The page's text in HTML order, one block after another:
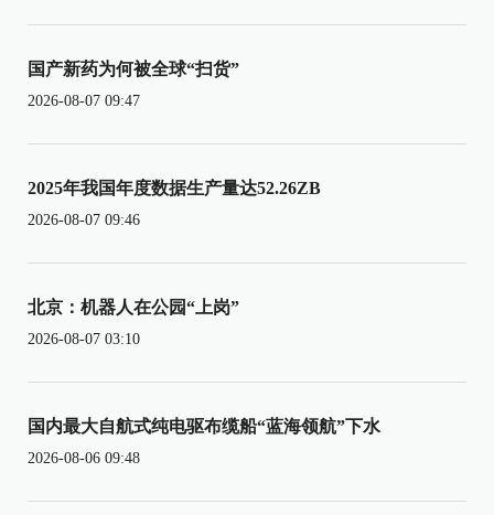
国产新药为何被全球“扫货”
2026-08-07 09:47
2025年我国年度数据生产量达52.26ZB
2026-08-07 09:46
北京：机器人在公园“上岗”
2026-08-07 03:10
国内最大自航式纯电驱布缆船“蓝海领航”下水
2026-08-06 09:48